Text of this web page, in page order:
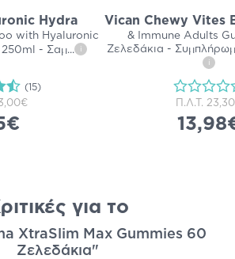
Hydra
with Hyaluronic
250ml - Σαμ... i
(15)
Vican Chewy Vites
& Immune Adults
Ζελεδάκια -
i
Π.Λ.Τ.
για το
XtraSlim Max Gummies 60
Ζελεδάκια"